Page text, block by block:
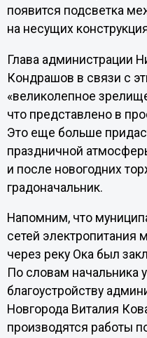
появится подсветка
на несущих
Глава администрации
Кондрашов в связи с
«великолепное
что представлено в
Это еще больше
праздничной
и после новогодних
градоначальник.
Напомним, что
сетей электропитания
через реку Ока был
По словам начальника
благоустройству
Новгорода Виталия
производятся работы